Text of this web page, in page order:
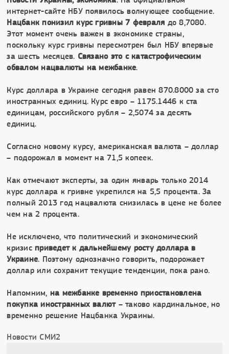
интернет-сайте НБУ появилось волнующее сообщение.
Нацбанк понизил курс гривны 7 февраля до 8,7080.
Этот момент очень важен в экономике страны,
поскольку курс гривны пересмотрен был НБУ впервые
за шесть месяцев. Связано это с катастрофическим
обвалом нацвалюты на межбанке.
Курс доллара в Украине сегодня равен 870.8000 за сто
иностранных единиц. Курс евро – 1175.1446 к ста
единицам, российского рубля – 2,5074 за десять
единиц.
Согласно новому курсу, американская валюта – доллар
– подорожал в момент на 71,5 копеек.
Как отмечают эксперты, за один январь только 2014
курс доллара к гривне укрепился на 5,5 процента. За
полный 2013 год нацвалюта снизилась в цене не более
чем на 2 процента.
Не исключено, что политический и экономический
кризисприведет к дальнейшему росту доллара в
Украине. Поэтому однозначно говорить, подорожает
доллар или сохранит текущие тенденции, пока рано.
Напомним, на межбанке временно приостановлена
покупка иностранных валют– таково кардинальное, но
временно решение Нацбанка Украины.
Новости СМИ2